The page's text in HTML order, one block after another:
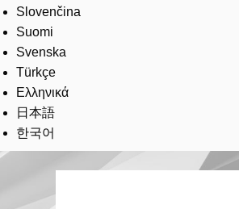
Slovenčina
Suomi
Svenska
Türkçe
Ελληνικά
日本語
한국어